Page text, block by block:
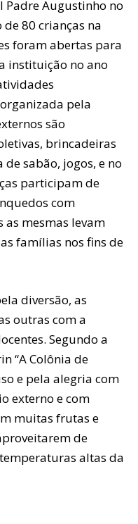
Padre Augustinho no
80 crianças na
foram abertas para
instituição no ano
pela
são
brincadeiras
sabão, jogos, e no
participam de
com
as mesmas levam
famílias nos fins de
diversão, as
outras com a
Segundo a
“A Colônia de
e pela alegria com
externo e com
muitas frutas e
de
altas da